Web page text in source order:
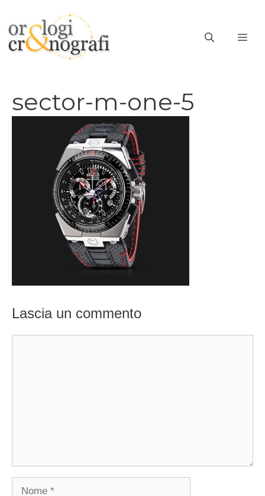
contenuto
sector-m-one-5
Lascia un commento
Nome